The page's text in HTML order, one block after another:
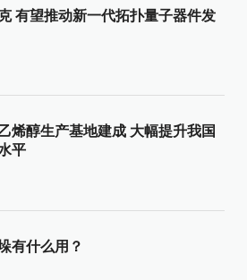
有望推动新一代拓扑量子器件发
烯醇生产基地建成 大幅提升我国
平
有什么用？